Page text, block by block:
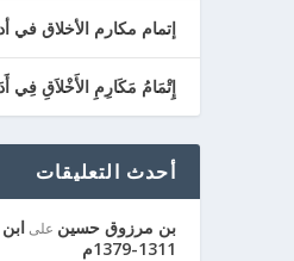
إتمام مكارم الأخلاق في
إِتْمَامُ مَكَارِمِ الأَخْلاَقِ فِي
أحدث التعليقات
بن مرزوق حسين على
1311-1379م